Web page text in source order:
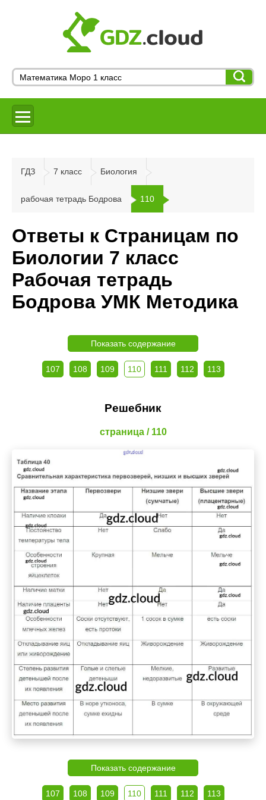
ГДЗ 7 класс Биология
рабочая тетрадь Бодрова 110
Ответы к Страницам по
Биологии 7 класс
Рабочая тетрадь
Бодрова УМК Методика
Показать содержание
107 108 109 110 111 112 113
Решебник
страница / 110
Показать содержание
107 108 109 110 111 112 113